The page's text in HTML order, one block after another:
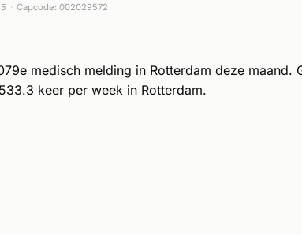
Capcode: 002029572
medisch melding in Rotterdam deze maand.
keer per week in Rotterdam.